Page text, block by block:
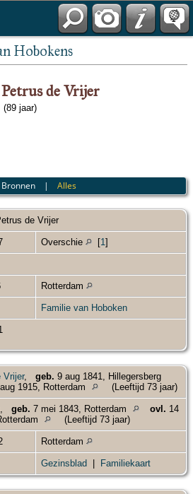
Hobokens
de Vrijer
(89 jaar)
Bronnen |Alles
de Vrijer
Overschie [1 ]
Rotterdam
Familie van Hoboken
Vrijer, geb. 9 aug 1841, Hillegersberg
1915, Rotterdam (Leeftijd 73 jaar)
geb. 7 mei 1843, Rotterdam ovl. 14
(Leeftijd 73 jaar)
Rotterdam
Gezinsblad Familiekaart